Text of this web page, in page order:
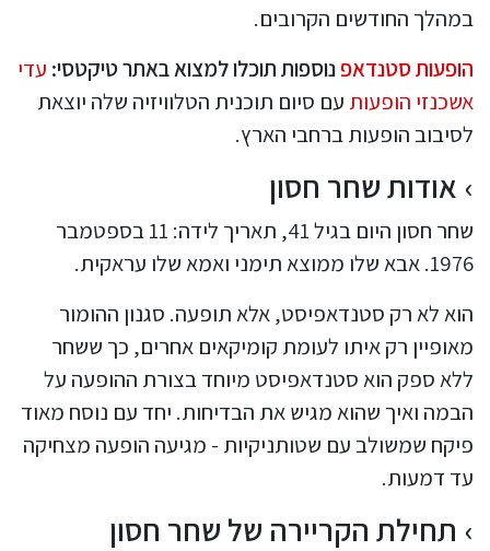
במהלך החודשים הקרובים.
הופעות סטנדאפנוספות תוכלו למצוא באתר טיקטסי: עדי
אשכנזי הופעות עם סיום תוכנית הטלוויזיה שלה יוצאת
לסיבוב הופעות ברחבי הארץ.
אודות שחר חסון
שחר חסון היום בגיל 41, תאריך לידה: 11 בספטמבר
1976. אבא שלו ממוצא תימני ואמא שלו עראקית.
הוא לא רק סטנדאפיסט, אלא תופעה. סגנון ההומור
מאופיין רק איתו לעומת קומיקאים אחרים, כך ששחר
ללא ספק הוא סטנדאפיסט מיוחד בצורת ההופעה על
הבמה ואיך שהוא מגיש את הבדיחות. יחד עם נוסח מאוד
פיקח שמשולב עם שטותניקיות - מגיעה הופעה מצחיקה
עד דמעות.
תחילת הקריירה של שחר חסון